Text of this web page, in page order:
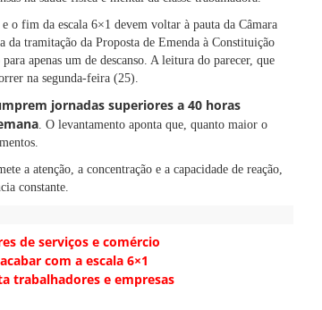
o fim da escala 6×1 devem voltar à pauta da Câmara
da tramitação da Proposta de Emenda à Constituição
apenas um de descanso. A leitura do parecer, que
na segunda-feira (25).
jornadas superiores a 40 horas
. O levantamento aponta que, quanto maior o
a atenção, a concentração e a capacidade de reação,
constante.
de serviços e comércio
com a escala 6×1
trabalhadores e empresas